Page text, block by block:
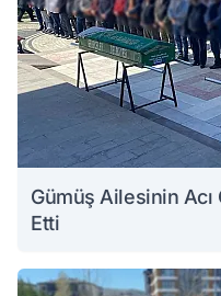
Gümüş Ailesinin
Etti